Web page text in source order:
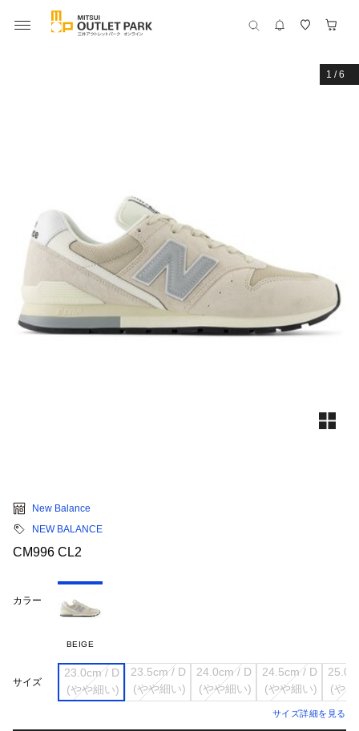
1 /6
New Balance
NEW BALANCE
CM996 CL2
カラー
BEIGE
サイズ
23.0cm / D
23.5cm / D
24.0cm / D
24.5cm / D
サイズ詳細を見る